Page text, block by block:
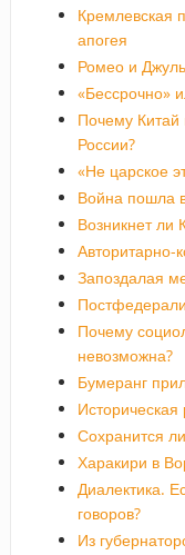
Кремлевская
апогея
Ромео и
«Бессрочно»
Почему Китай
России?
«Не царское
Война пошла
Возникнет ли
Авторитарно-
Запоздалая
Почему
невозможна?
Бумеранг
Сохранится
Харакири в
Диалектика.
говоров?
Из